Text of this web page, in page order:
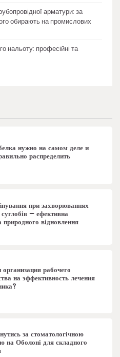
арматури: за
обирають на промислових
нальоту: професійні та
нужно на самом деле и
распределить
при захворюваннях
– ефективна
природного відновлення
рабочего
на эффективность лечения
за стоматологічною
на Оболоні для складного